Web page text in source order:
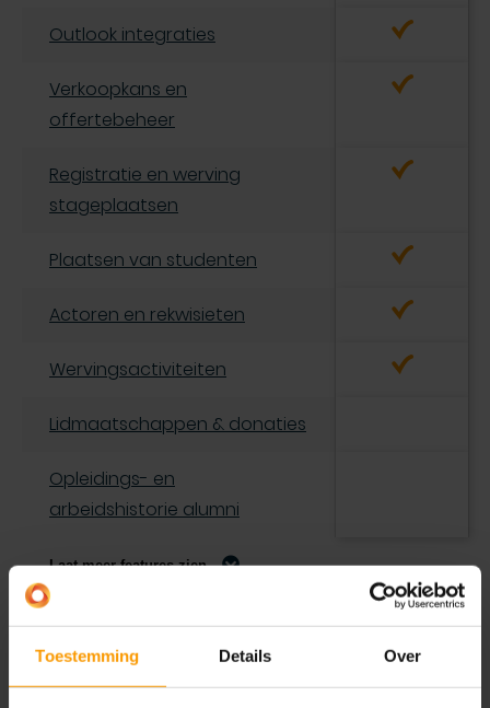
Toestemming Details Over
Outlook integraties
Verkoopkans en
offertebeheer
Registratie en werving
stageplaatsen
Plaatsen van studenten
Actoren en rekwisieten
Wervingsactiviteiten
Lidmaatschappen & donaties
Opleidings- en
arbeidshistorie alumni